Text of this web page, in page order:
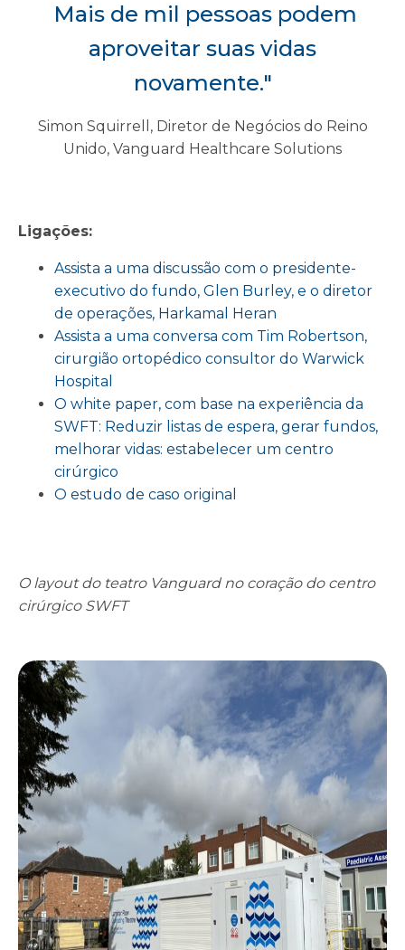
Mais de mil pessoas podem
aproveitar suas vidas
novamente."
Simon Squirrell, Diretor de Negócios do Reino
Unido, Vanguard Healthcare Solutions
Ligações:
Assista a uma discussão com o presidente-
executivo do fundo, Glen Burley, e o diretor
de operações, Harkamal Heran
Assista a uma conversa com Tim Robertson,
cirurgião ortopédico consultor do Warwick
Hospital
O white paper, com base na experiência da
SWFT: Reduzir listas de espera, gerar fundos,
melhorar vidas: estabelecer um centro
cirúrgico
O estudo de caso original
O layout do teatro Vanguard no coração do centro
cirúrgico SWFT